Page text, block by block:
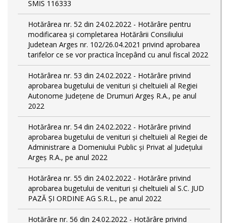
SMIS 116333
Hotărârea nr. 52 din 24.02.2022 - Hotărâre pentru
modificarea și completarea Hotărârii Consiliului
Judetean Arges nr. 102/26.04.2021 privind aprobarea
tarifelor ce se vor practica începând cu anul fiscal 2022
Hotărârea nr. 53 din 24.02.2022 - Hotărâre privind
aprobarea bugetului de venituri și cheltuieli al Regiei
Autonome Județene de Drumuri Argeș R.A., pe anul
2022
Hotărârea nr. 54 din 24.02.2022 - Hotărâre privind
aprobarea bugetului de venituri și cheltuieli al Regiei de
Administrare a Domeniului Public și Privat al Județului
Argeș R.A., pe anul 2022
Hotărârea nr. 55 din 24.02.2022 - Hotărâre privind
aprobarea bugetului de venituri și cheltuieli al S.C. JUD
PAZĂ ȘI ORDINE AG S.R.L., pe anul 2022
Hotărâre nr. 56 din 24.02.2022 - Hotărâre privind